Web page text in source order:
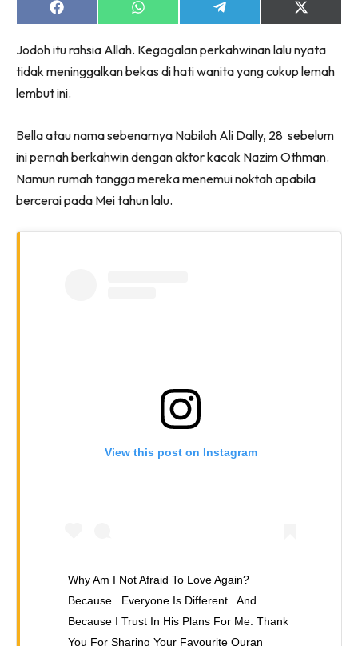
Share
on
Share
on
Share
on
Share
on
(Twitter)
Jodoh itu rahsia Allah. Kegagalan perkahwinan lalu nyata
tidak meninggalkan bekas di hati wanita yang cukup lemah
lembut ini.
Bella atau nama sebenarnya Nabilah Ali Dally, 28 sebelum
ini pernah berkahwin dengan aktor kacak Nazim Othman.
Namun rumah tangga mereka menemui noktah apabila
bercerai pada Mei tahun lalu.
View this post on Instagram
Why Am I Not Afraid To Love Again?
Because.. Everyone Is Different.. And
Because I Trust In His Plans For Me. Thank
You For Sharing Your Favourite Quran